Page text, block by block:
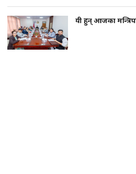
यी हुन् आजका